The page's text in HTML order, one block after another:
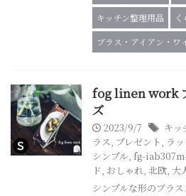
キッチン整理用品
ブラス・アイアン・ワ
fog linen work
ズ
2023/9/7 キッ
ラス, プレゼント, ラ
シンプル, fg-
ド, おしゃれ, 北欧, 大
シンプルな形のブラ